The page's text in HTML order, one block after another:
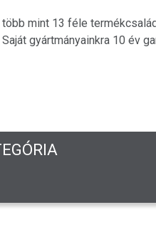
mint 13 féle
gyártmányainkra 10 év